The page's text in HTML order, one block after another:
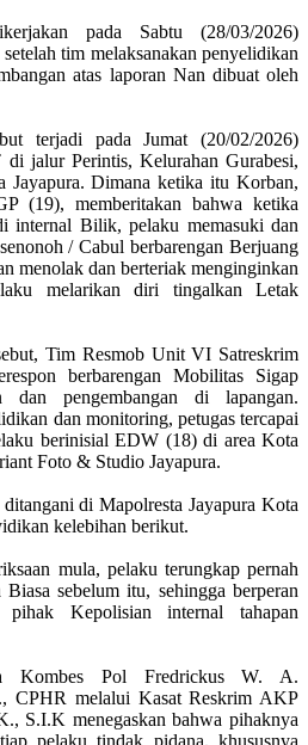
pada Sabtu (28/03/2026)
tim melaksanakan penyelidikan
atas laporan Nan dibuat oleh
terjadi pada Jumat (20/02/2026)
jalur Perintis, Kelurahan Gurabesi,
Jayapura. Dimana ketika itu Korban,
(19), memberitakan bahwa ketika
internal Bilik, pelaku memasuki dan
/ Cabul berbarengan Berjuang
menolak dan berteriak menginginkan
melarikan diri tingalkan Letak
Tim Resmob Unit VI Satreskrim
berbarengan Mobilitas Sigap
dan pengembangan di lapangan.
dan monitoring, petugas tercapai
berinisial EDW (18) di area Kota
Foto & Studio Jayapura.
di Mapolresta Jayapura Kota
kelebihan berikut.
mula, pelaku terungkap pernah
sebelum itu, sehingga berperan
pihak Kepolisian internal tahapan
Kombes Pol Fredrickus W. A.
CPHR melalui Kasat Reskrim AKP
S.I.K menegaskan bahwa pihaknya
pelaku tindak pidana, khususnya